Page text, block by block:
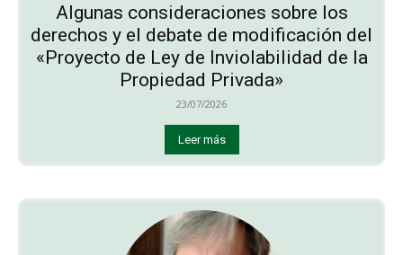
Algunas consideraciones sobre los
derechos y el debate de modificación del
«Proyecto de Ley de Inviolabilidad de la
Propiedad Privada»
23/07/2026
Leer más